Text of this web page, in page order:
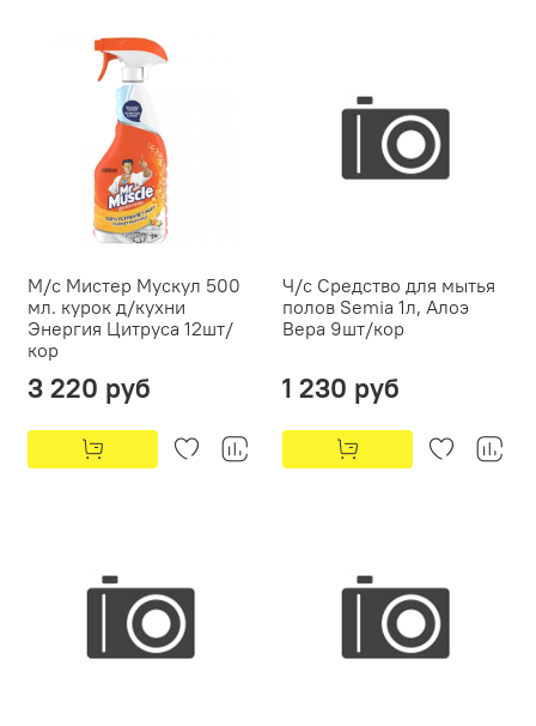
М/с Мистер Мускул 500
мл. курок д/кухни
Энергия Цитруса 12шт/
кор
3 220 руб
Ч/с Средство для мытья
полов Semia 1л, Алоэ
Вера 9шт/кор
1 230 руб